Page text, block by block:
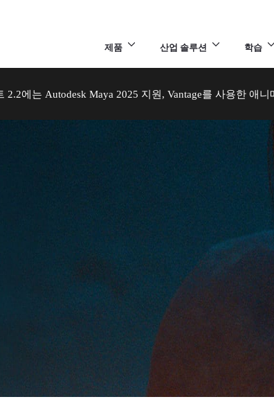
제품 산업 솔루션 학습
2.2에는 Autodesk Maya 2025 지원, Vantage를 사용한 애